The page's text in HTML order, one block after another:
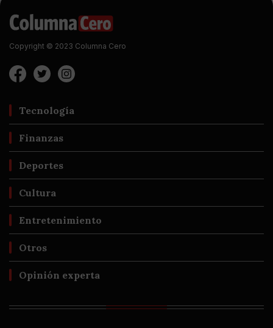
Copyright © 2023 Columna Cero
Tecnología
Finanzas
Deportes
Cultura
Entretenimiento
Otros
Opinión experta